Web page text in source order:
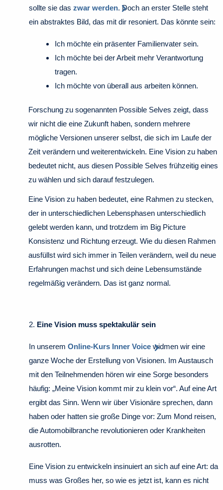
sollte sie das zwar werden. Doch an erster Stelle steht
ein abstraktes Bild, das mit dir resoniert. Das könnte sein:
Ich möchte ein präsenter Familienvater sein.
Ich möchte bei der Arbeit mehr Verantwortung
tragen.
Ich möchte von überall aus arbeiten können.
Forschung zu sogenannten Possible Selves zeigt, dass
wir nicht die eine Zukunft haben, sondern mehrere
mögliche Versionen unserer selbst, die sich im Laufe der
Zeit verändern und weiterentwickeln. Eine Vision zu haben
bedeutet nicht, aus diesen Possible Selves frühzeitig eines
zu wählen und sich darauf festzulegen.
Eine Vision zu haben bedeutet, eine Rahmen zu stecken,
der in unterschiedlichen Lebensphasen unterschiedlich
gelebt werden kann, und trotzdem im Big Picture
Konsistenz und Richtung erzeugt. Wie du diesen Rahmen
ausfüllst wird sich immer in Teilen verändern, weil du neue
Erfahrungen machst und sich deine Lebensumstände
regelmäßig verändern. Das ist ganz normal.
2. Eine Vision muss spektakulär sein
In unserem Online-Kurs Inner Voice widmen wir eine
ganze Woche der Erstellung von Visionen. Im Austausch
mit den Teilnehmenden hören wir eine Sorge besonders
häufig: „Meine Vision kommt mir zu klein vor“. Auf eine Art
ergibt das Sinn. Wenn wir über Visionäre sprechen, dann
haben oder hatten sie große Dinge vor: Zum Mond reisen,
die Automobilbranche revolutionieren oder Krankheiten
ausrotten.
Eine Vision zu entwickeln insinuiert an sich auf eine Art: da
muss was Großes her, so wie es jetzt ist, kann es nicht